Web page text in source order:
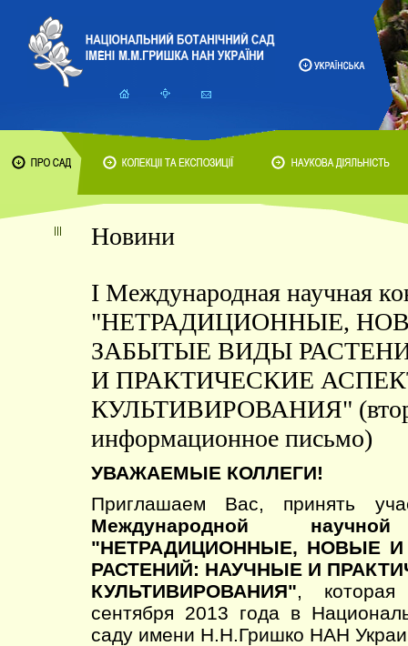
Новини
I Международная научная
"НЕТРАДИЦИОННЫЕ,
ЗАБЫТЫЕ ВИДЫ
И ПРАКТИЧЕСКИЕ
КУЛЬТИВИРОВАНИЯ"
информационное письмо)
УВАЖАЕМЫЕ КОЛЛЕГИ!
Приглашаем Вас, принять
Международной
"НЕТРАДИЦИОННЫЕ, НОВЫЕ
РАСТЕНИЙ: НАУЧНЫЕ И
КУЛЬТИВИРОВАНИЯ", которая
сентября 2013 года в
саду имени Н.Н.Гришко НАН